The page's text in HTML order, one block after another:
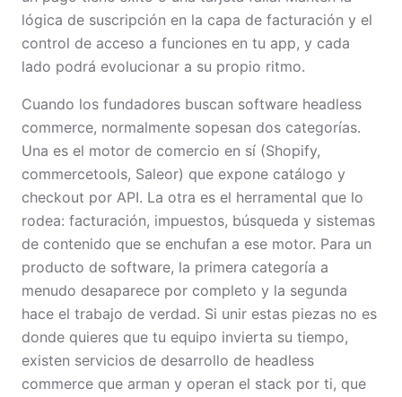
lógica de suscripción en la capa de facturación y el
control de acceso a funciones en tu app, y cada
lado podrá evolucionar a su propio ritmo.
Cuando los fundadores buscan software headless
commerce, normalmente sopesan dos categorías.
Una es el motor de comercio en sí (Shopify,
commercetools, Saleor) que expone catálogo y
checkout por API. La otra es el herramental que lo
rodea: facturación, impuestos, búsqueda y sistemas
de contenido que se enchufan a ese motor. Para un
producto de software, la primera categoría a
menudo desaparece por completo y la segunda
hace el trabajo de verdad. Si unir estas piezas no es
donde quieres que tu equipo invierta su tiempo,
existen servicios de desarrollo de headless
commerce que arman y operan el stack por ti, que